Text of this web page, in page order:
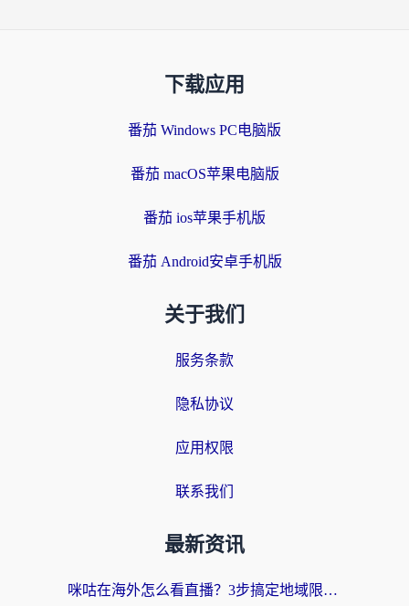
下载应用
番茄 Windows PC电脑版
番茄 macOS苹果电脑版
番茄 ios苹果手机版
番茄 Android安卓手机版
关于我们
服务条款
隐私协议
应用权限
联系我们
最新资讯
咪咕在海外怎么看直播？3步搞定地域限制，还能畅看腾讯视频与国内热剧